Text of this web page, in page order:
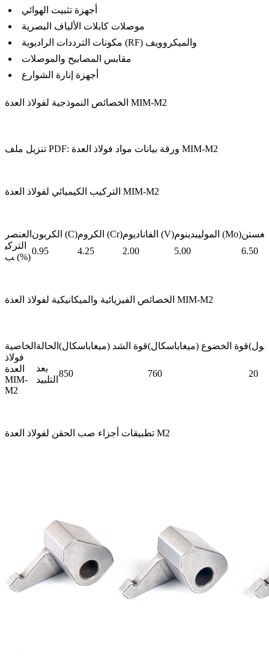
أجهزة تثبيت الهوائي
موصلات كابلات الألياف البصرية
مكونات الترددات الراديوية (RF) والميكروويف
مقابس المصابيح والموصلات
أجهزة إنارة الشوارع
الخصائص النموذجية لفولاذ العدة MIM-M2
تنزيل ملف PDF: ورقة بيانات مواد فولاذ العدة MIM-M2
التركيب الكيميائي لفولاذ العدة MIM-M2
العنصر الكربون (C) الكروم (Cr) الفاناديوم (V)
الموليبدينوم (Mo)
التركي
ب (%)
0.95 4.25 2.00 5.00 6.50
الخصائص الفيزيائية والميكانيكية لفولاذ العدة MIM-M2
الخاصية الحالة قوة الشد (ميغاباسكال)قوة الخضوع (ميغاباسكال)
فولاذ
العدة
MIM-
M2
بعد
التلبيد
850 760 20
تطبيقات أجزاء صب الحقن لفولاذ العدة M2